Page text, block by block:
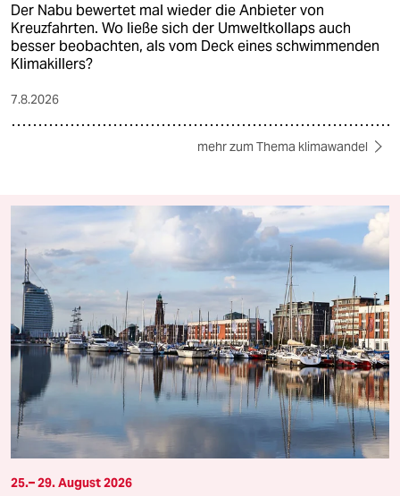
Der Nabu bewertet mal wieder die Anbieter von
Kreuzfahrten. Wo ließe sich der Umweltkollaps auch
besser beobachten, als vom Deck eines schwimmenden
Klimakillers?
7.8.2026
mehr zum Thema klimawandel
25.– 29. August 2026